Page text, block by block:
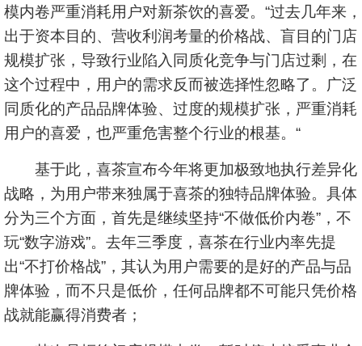
模内卷严重消耗用户对新茶饮的喜爱。“过去几年来，
出于资本目的、营收利润考量的价格战、盲目的门店
规模扩张，导致行业陷入同质化竞争与门店过剩，在
这个过程中，用户的需求反而被选择性忽略了。广泛
同质化的产品品牌体验、过度的规模扩张，严重消耗
用户的喜爱，也严重危害整个行业的根基。“
基于此，喜茶宣布今年将更加极致地执行差异化
战略，为用户带来独属于喜茶的独特品牌体验。具体
分为三个方面，首先是继续坚持“不做低价内卷”，不
玩“数字游戏”。去年三季度，喜茶在行业内率先提
出“不打价格战”，其认为用户需要的是好的产品与品
牌体验，而不只是低价，任何品牌都不可能只凭价格
战就能赢得消费者；